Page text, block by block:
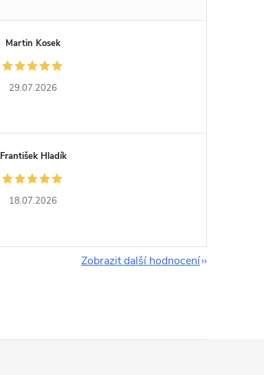
Martin Kosek
29.07.2026
František Hladík
18.07.2026
Zobrazit další hodnocení